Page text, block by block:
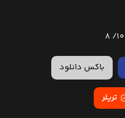
10/
8
باکس دانلود
تریلر